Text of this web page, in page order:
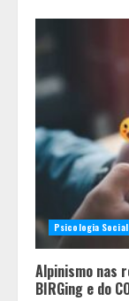
Psicologia Social
Alpinismo nas
BIRGing e do